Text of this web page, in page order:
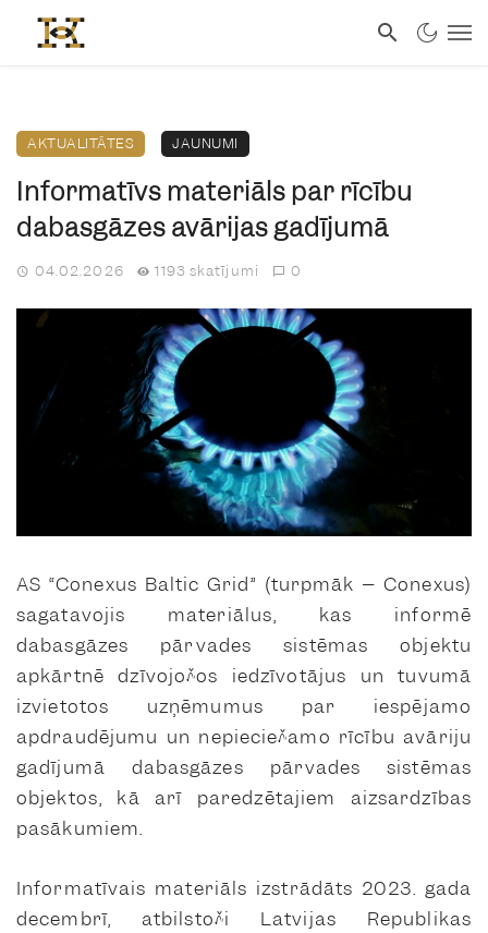
AKTUALITĀTES JAUNUMI
Informatīvs materiāls par rīcību
dabasgāzes avārijas gadījumā
04.02.2026 1193 skatījumi 0
AS “Conexus Baltic Grid” (turpmāk – Conexus)
sagatavojis materiālus, kas informē
dabasgāzes pārvades sistēmas objektu
apkārtnē dzīvojošos iedzīvotājus un tuvumā
izvietotos uzņēmumus par iespējamo
apdraudējumu un nepieciešamo rīcību avāriju
gadījumā dabasgāzes pārvades sistēmas
objektos, kā arī paredzētajiem aizsardzības
pasākumiem.
Informatīvais materiāls izstrādāts 2023. gada
decembrī, atbilstoši Latvijas Republikas